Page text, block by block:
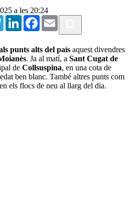
a les 20:24
TelegramLinkedInFacebook
Email
punts alts del país aquest divendres
. Ja al matí, a Sant Cugat de
de Collsuspina, en una cota de
ben blanc. També altres punts com
els flocs de neu al llarg del dia.